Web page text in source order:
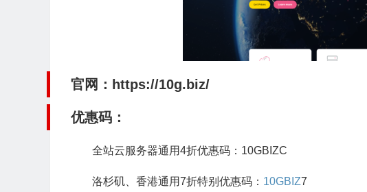
官网： https://10g.biz/
优惠码：
全站云服务器通用4折优惠码：10GBIZC
洛杉矶、香港通用7折特别优惠码： 10GBIZ7